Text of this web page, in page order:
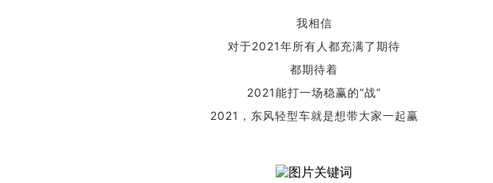
我相信
对于2021年所有人都充满了期待
都期待着
2021能打一场稳赢的“战”
2021，东风轻型车就是想带大家一起赢